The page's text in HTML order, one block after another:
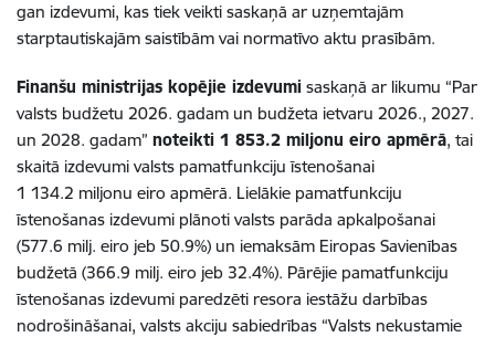
gan izdevumi, kas tiek veikti saskaņā ar uzņemtajām
starptautiskajām saistībām vai normatīvo aktu prasībām.
Finanšu ministrijas kopējie izdevumi saskaņā ar likumu “Par
valsts budžetu 2026. gadam un budžeta ietvaru 2026., 2027.
un 2028. gadam” noteikti 1 853.2 miljonu eiro apmērā, tai
skaitā izdevumi valsts pamatfunkciju īstenošanai
1 134.2 miljonu eiro apmērā. Lielākie pamatfunkciju
īstenošanas izdevumi plānoti valsts parāda apkalpošanai
(577.6 milj. eiro jeb 50.9%) un iemaksām Eiropas Savienības
budžetā (366.9 milj. eiro jeb 32.4%). Pārējie pamatfunkciju
īstenošanas izdevumi paredzēti resora iestāžu darbības
nodrošināšanai, valsts akciju sabiedrības “Valsts nekustamie